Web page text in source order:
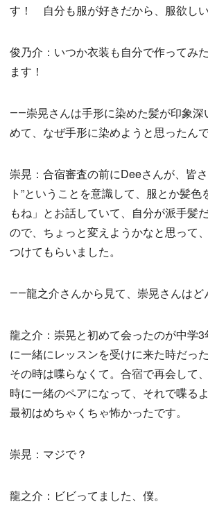
す！ 自分も服が好きだから、服欲し
俊乃介：いつか衣装も自分で作ってみ
ます！
――崇晃さんは手形に染めた髪が印象
めて、なぜ手形に染めようと思ったん
崇晃：合宿審査の前にDeeさんが、皆
ト”ということを意識して、服とか髪
もね」とお話していて、自分が派手髪
ので、ちょっと変えようかなと思って
つけてもらいました。
――龍之介さんから見て、崇晃さんはど
龍之介：崇晃と初めて会ったのが中学
に一緒にレッスンを受けに来た時だっ
その時は喋らなくて。合宿で再会して
時に一緒のペアになって、それで喋る
最初はめちゃくちゃ怖かったです。
崇晃：マジで？
龍之介：ビビってました、僕。